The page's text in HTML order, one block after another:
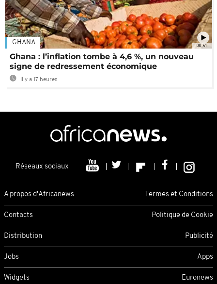
00:51
GHANA
Ghana : l’inflation tombe à 4,6 %, un nouveau
signe de redressement économique
Il y a 17 heures
Réseaux sociaux
A propos d'Africanews Termes et Conditions
Contacts Politique de Cookie
Distribution Publicité
Jobs Apps
Widgets Euronews